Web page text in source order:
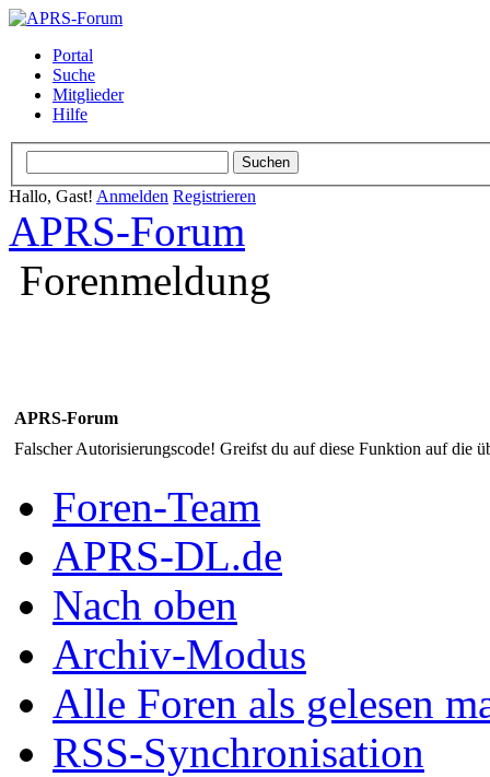
Portal
Suche
Mitglieder
Hilfe
Hallo, Gast! Anmelden Registrieren
APRS-Forum
Forenmeldung
APRS-Forum
Falscher Autorisierungscode! Greifst du auf diese Funktion auf die
Foren-Team
APRS-DL.de
Nach oben
Archiv-Modus
Alle Foren als gelesen
RSS-Synchronisation